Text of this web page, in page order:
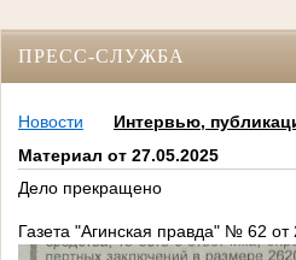
ПРЕСС-СЛУЖБА
Новости
Интервью,
Материал от 27.05.2025
Дело прекращено
Газета "Агинская правда" № 62